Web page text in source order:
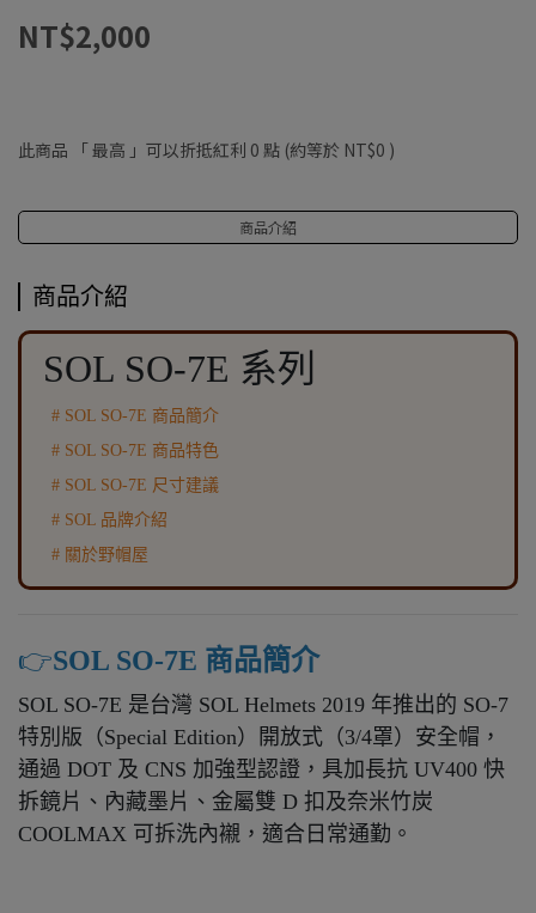
NT$2,000
此商品 「 最高 」可以折抵紅利 0 點 (約等於 NT$0 )
商品介紹
商品介紹
SOL SO-7E 系列
# SOL SO-7E 商品簡介
# SOL SO-7E 商品特色
# SOL SO-7E 尺寸建議
# SOL 品牌介紹
# 關於野帽屋
👉️SOL SO-7E 商品簡介
SOL SO-7E 是台灣 SOL Helmets 2019 年推出的 SO-7
特別版（Special Edition）開放式（3/4罩）安全帽，
通過 DOT 及 CNS 加強型認證，具加長抗 UV400 快
拆鏡片、內藏墨片、金屬雙 D 扣及奈米竹炭
COOLMAX 可拆洗內襯，適合日常通勤。